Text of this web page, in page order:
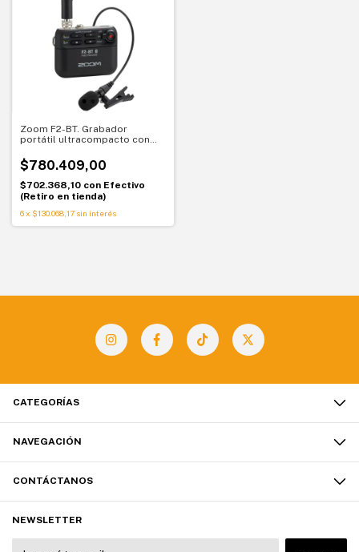
Zoom F2-BT. Grabador
portátil ultracompacto con
ajustes
$780.409,00
$702.368,10 con Efectivo
(Retiro en tienda)
6x $130.068,17 sin interés
CATEGORÍAS
NAVEGACIÓN
CONTÁCTANOS
NEWSLETTER